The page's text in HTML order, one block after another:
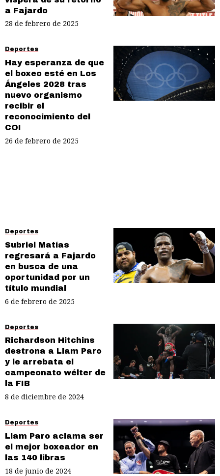
a Fajardo
28 de febrero de 2025
Deportes
Hay esperanza de que
el boxeo esté en Los
Ángeles 2028 tras
nuevo organismo
recibir el
reconocimiento del
COI
26 de febrero de 2025
Deportes
Subriel Matías
regresará a Fajardo
en busca de una
oportunidad por un
título mundial
6 de febrero de 2025
Deportes
Richardson Hitchins
destrona a Liam Paro
y le arrebata el
campeonato wélter de
la FIB
8 de diciembre de 2024
Deportes
Liam Paro aclama ser
el mejor boxeador en
las 140 libras
18 de junio de 2024